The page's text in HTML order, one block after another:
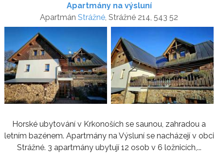
Apartmány na výsluní
Apartmán Strážné , Strážné 214, 543 52
Horské ubytování v Krkonoších se saunou, zahradou a
letním bazénem. Apartmány na Výsluní se nacházejí v obci
Strážné. 3 apartmány ubytují 12 osob v 6 ložnicích,...